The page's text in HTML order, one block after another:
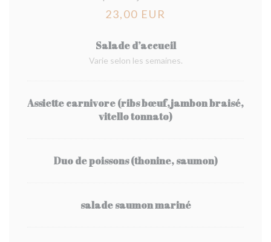
23,00 EUR
Salade d’accueil
Varie selon les semaines.
Assiette carnivore (ribs bœuf,jambon braisé,
vitello tonnato)
Duo de poissons (thonine, saumon)
salade saumon mariné